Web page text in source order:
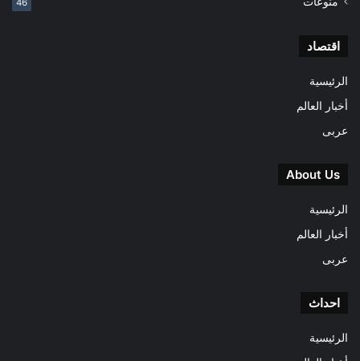
اقتصاد
الرئيسية
أخبار العالم
عربى
About Us
الرئيسية
أخبار العالم
عربى
احداث
الرئيسية